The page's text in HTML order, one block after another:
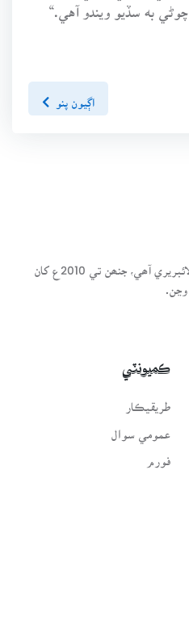
به سڏيو ويندو آهي.“
اڳيون پنو
سنڌسلامت ڪتاب گهر ھڪ آن لائين لائبريري آھي، جنھن تي 2010ع کان
ڪميونٽي
طريقيڪار
عمومي سوال
فورم